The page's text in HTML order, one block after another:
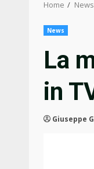
Home News
News
La
in
Giuseppe